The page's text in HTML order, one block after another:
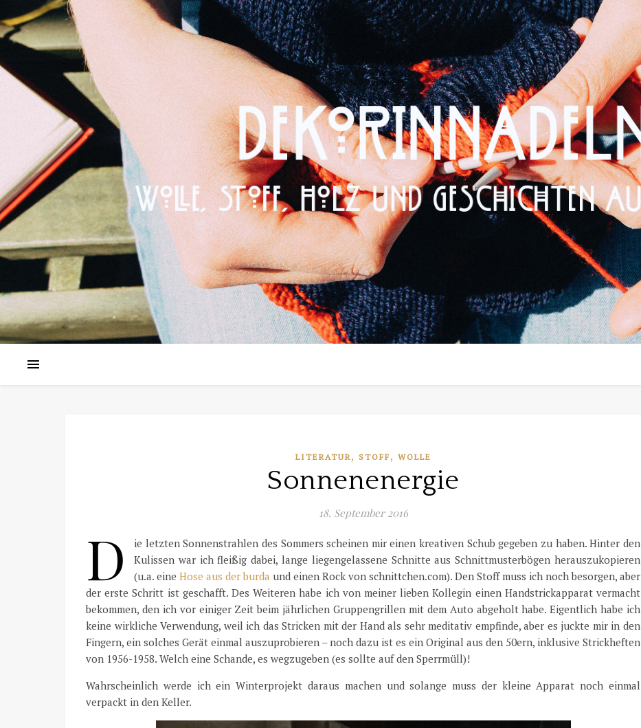
LITERATUR, STOFF , WOLLE
Sonnenenergie
18. September 2016
D
ie letzten Sonnenstrahlen des Sommers scheinen mir einen kreativen Schub gegeben zu haben. Hinter den
Kulissen war ich fleißig dabei, lange liegengelassene Schnitte aus Schnittmusterbögen herauszukopieren
(u.a. eine Hose aus der burda und einen Rock von schnittchen.com). Den Stoff muss ich noch besorgen, aber
der erste Schritt ist geschafft. Des Weiteren habe ich von meiner lieben Kollegin einen Handstrickapparat vermacht
bekommen, den ich vor einiger Zeit beim jährlichen Gruppengrillen mit dem Auto abgeholt habe. Eigentlich habe ich
keine wirkliche Verwendung, weil ich das Stricken mit der Hand als sehr meditativ empfinde, aber es juckte mir in den
Fingern, ein solches Gerät einmal auszuprobieren – noch dazu ist es ein Original aus den 50ern, inklusive Strickheften
von 1956-1958. Welch eine Schande, es wegzugeben (es sollte auf den Sperrmüll)!
Wahrscheinlich werde ich ein Winterprojekt daraus machen und solange muss der kleine Apparat noch einmal
verpackt in den Keller.